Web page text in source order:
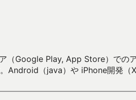
（Google Play, App Store）での
Android（java）や iPhone開発